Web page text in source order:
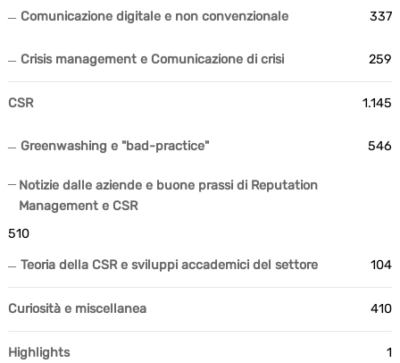
Comunicazione digitale e non convenzionale 337
Crisis management e Comunicazione di crisi 259
CSR 1.145
Greenwashing e "bad-practice" 546
Notizie dalle aziende e buone prassi di Reputation
Management e CSR
510
Teoria della CSR e sviluppi accademici del settore 104
Curiosità e miscellanea 410
Highlights 1